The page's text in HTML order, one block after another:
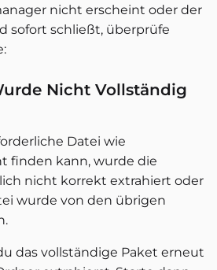
nicht erscheint oder der
sofort schließt, überprüfe
Nicht Vollständig
Datei wie
finden kann, wurde die
nicht korrekt extrahiert oder
wurde von den übrigen
das vollständige Paket erneut